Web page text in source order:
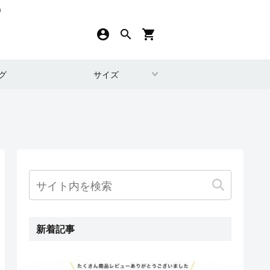
local_grocery_store
search
account_circle
サイズ
新着記事